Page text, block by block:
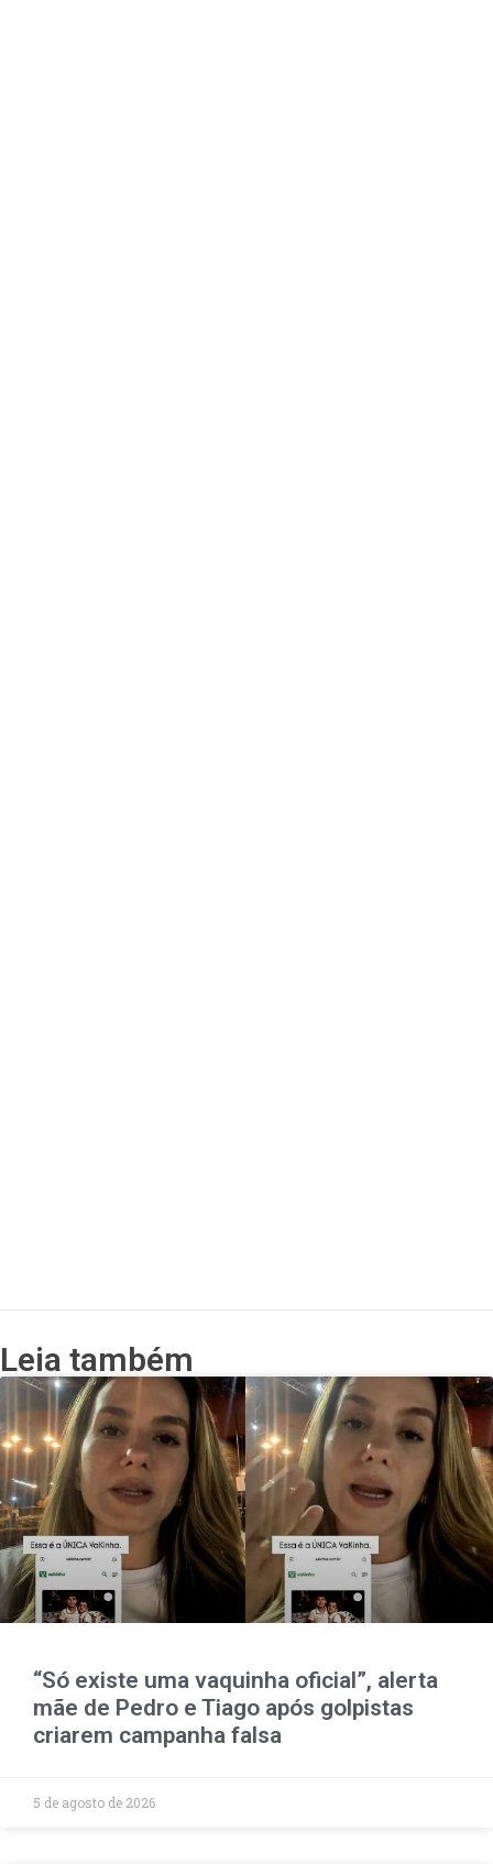
Leia também
“Só existe uma vaquinha oficial”, alerta
mãe de Pedro e Tiago após golpistas
criarem campanha falsa
5 de agosto de 2026